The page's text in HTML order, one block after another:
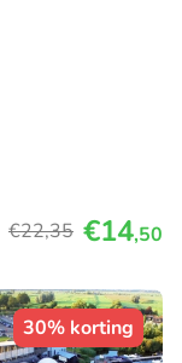
€22,35 €14,50
30% korting